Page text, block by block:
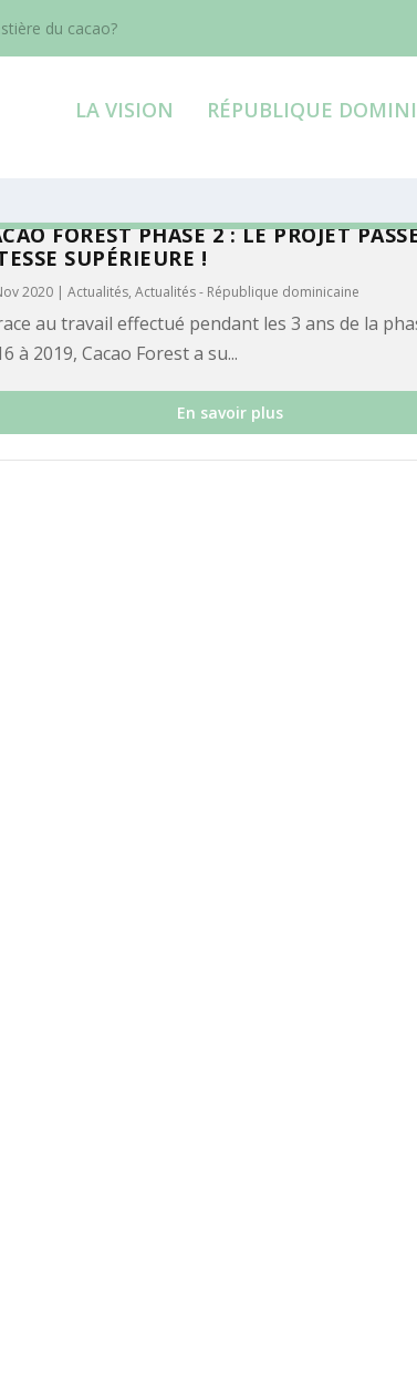
du cacao?
LA VISION RÉPUBLIQUE
FOREST PHASE 2 : LE PROJET
SUPÉRIEURE !
2020 |Actualités,Actualités - République dominicaine
au travail effectué pendant les 3 ans de la
à 2019, Cacao Forest a su...
En savoir plus